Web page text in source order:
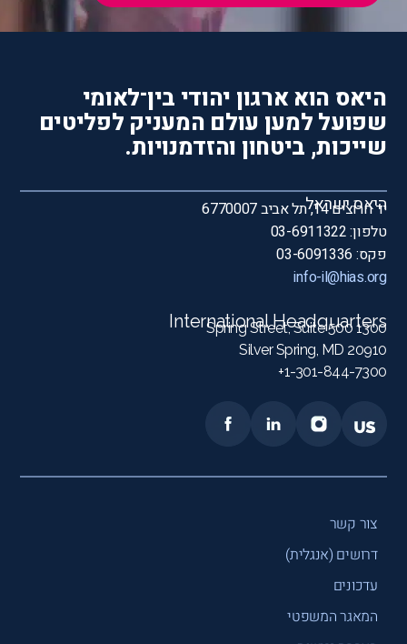
היאס הוא ארגון יהודי בין־לאומי
שפועל למען עולם המעניק לפליטים
שייכות, ביטחון והזדמנויות.
היאס ישראל
יד חרוצים 14, תל אביב 6770007
טלפון: 03-6911322
פקס: 03-6091336
info-il@hias.org
International Headquarters
1300 Spring Street, Suite 500
Silver Spring, MD 20910
1-301-844-7300+
צור קשר
דרושים (אנגלית)
עדכונים
המאגר המשפטי